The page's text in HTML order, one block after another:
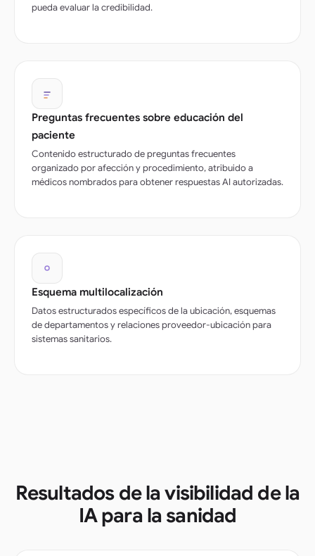
pueda evaluar la credibilidad.
Preguntas frecuentes sobre educación del
paciente
Contenido estructurado de preguntas frecuentes
organizado por afección y procedimiento, atribuido a
médicos nombrados para obtener respuestas AI autorizadas.
Esquema multilocalización
Datos estructurados específicos de la ubicación, esquemas
de departamentos y relaciones proveedor-ubicación para
sistemas sanitarios.
Resultados de la visibilidad de la
IA para la sanidad